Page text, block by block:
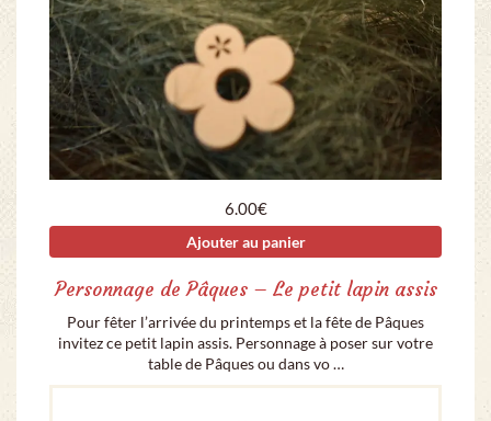
6.00€
Ajouter au panier
Personnage de Pâques – Le petit lapin assis
Pour fêter l’arrivée du printemps et la fête de Pâques
invitez ce petit lapin assis. Personnage à poser sur votre
table de Pâques ou dans vo …